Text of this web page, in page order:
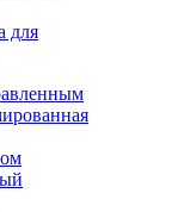
для